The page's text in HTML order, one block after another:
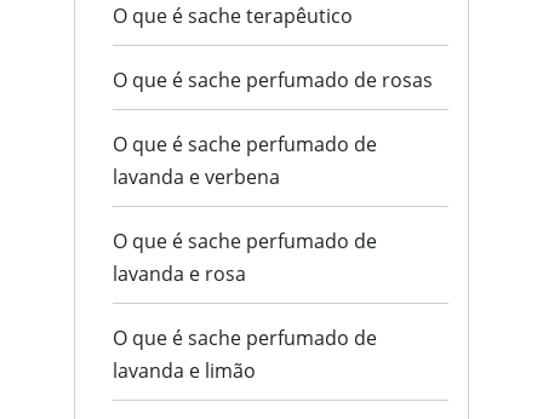
O que é sache terapêutico
O que é sache perfumado de rosas
O que é sache perfumado de
lavanda e verbena
O que é sache perfumado de
lavanda e rosa
O que é sache perfumado de
lavanda e limão